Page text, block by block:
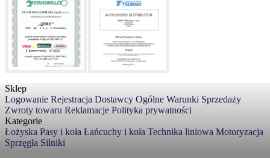
Sklep
Logowanie Rejestracja Dostawcy Ogólne Warunki Sprzedaży
Zwroty towaru Reklamacje Polityka prywatności
Kategorie
Łożyska Pasy i koła Łańcuchy i koła Technika liniowa Motoryzacja
Sprzęgła Silniki